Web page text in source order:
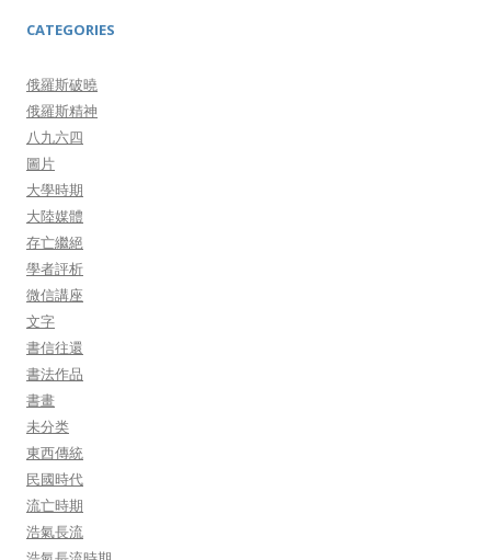
CATEGORIES
俄羅斯破曉
俄羅斯精神
八九六四
圖片
大學時期
大陸媒體
存亡繼絕
學者評析
微信講座
文字
書信往還
書法作品
書畫
未分类
東西傳統
民國時代
流亡時期
浩氣長流